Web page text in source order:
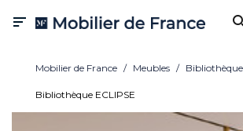
Mobilier de France Meubles
Bibliothèque ECLIPSE